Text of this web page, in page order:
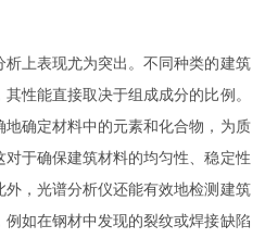
析上表现尤为突出。不同种类的建筑
性能直接取决于组成成分的比例。
确定材料中的元素和化合物，为质
于确保建筑材料的均匀性、稳定性
，光谱分析仪还能有效地检测建筑
如在钢材中发现的裂纹或焊接缺陷